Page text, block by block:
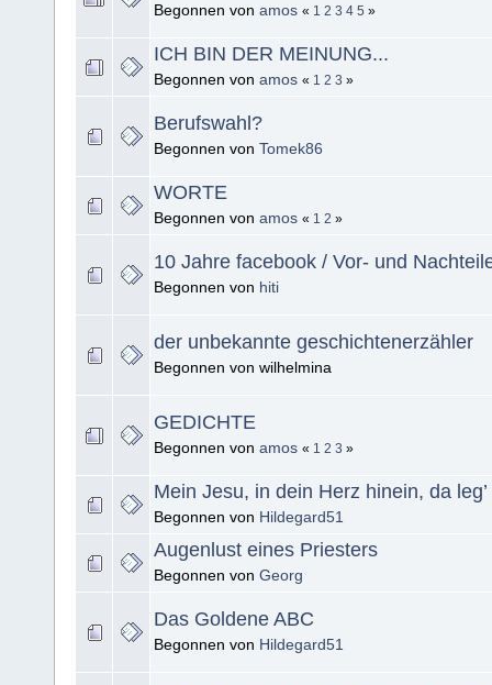
Begonnen von amos « 1 2 3 4 5 »
ICH BIN DER MEINUNG...
Begonnen von amos « 1 2 3 »
Berufswahl?
Begonnen von Tomek86
WORTE
Begonnen von amos « 1 2 »
10 Jahre facebook / Vor- und
Begonnen von hiti
der unbekannte geschichtenerzähler
Begonnen von wilhelmina
GEDICHTE
Begonnen von amos « 1 2 3 »
Mein Jesu, in dein Herz hinein, da
Begonnen von Hildegard51
Augenlust eines Priesters
Begonnen von Georg
Das Goldene ABC
Begonnen von Hildegard51